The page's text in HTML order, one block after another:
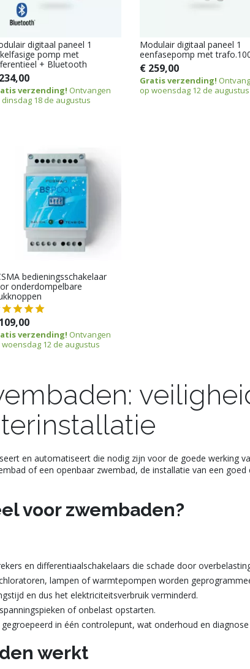
digitaal paneel 1
pomp met
+ Bluetooth
verzending! Ontvangen
dinsdag 18 de augustus
Modulair digitaal paneel 1
eenfasepomp met
€ 259,00
Gratis verzending!
op woensdag 12 de augustus
bedieningsschakelaar
onderdompelbare
verzending! Ontvangen
woensdag 12 de augustus
en automatiseert die nodig zijn voor de goede werking
of een openbaar zwembad, de installatie van een
voor zwembaden?
en differentiaalschakelaars die schade door
lampen of warmtepompen worden
en dus het elektriciteitsverbruik verminderd.
of onbelast opstarten.
in één controlepunt, wat onderhoud en
werkt